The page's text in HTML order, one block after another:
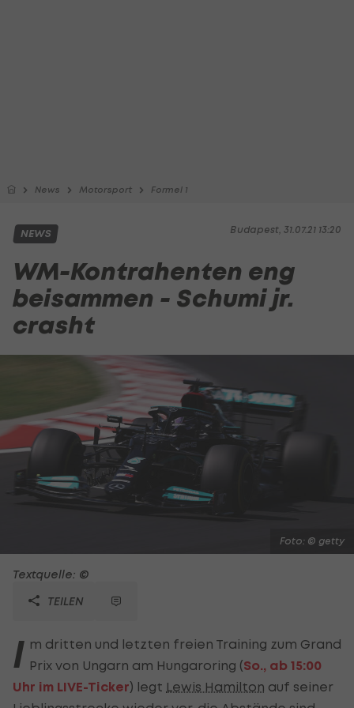
News Motorsport Formel 1
Budapest, 31.07.21 13:20
NEWS
WM-Kontrahenten eng
beisammen - Schumi jr.
crasht
Foto: © getty
Textquelle: ©
TEILEN
I m dritten und letzten freien Training zum Grand
Prix von Ungarn am Hungaroring (So., ab 15:00
Uhr im LIVE-Ticker) legt Lewis Hamilton auf seiner